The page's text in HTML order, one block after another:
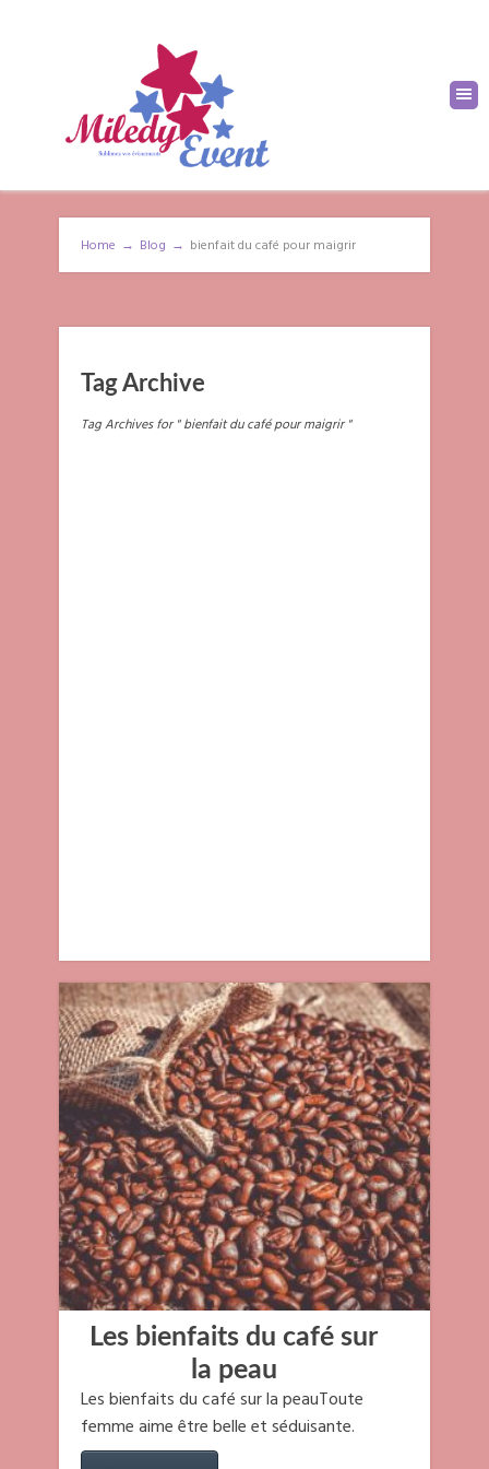
Home → Blog → bienfait du café pour maigrir
Tag Archive
Tag Archives for " bienfait du café pour maigrir "
Les bienfaits du café sur
la peau
Les bienfaits du café sur la peauToute
femme aime être belle et séduisante.